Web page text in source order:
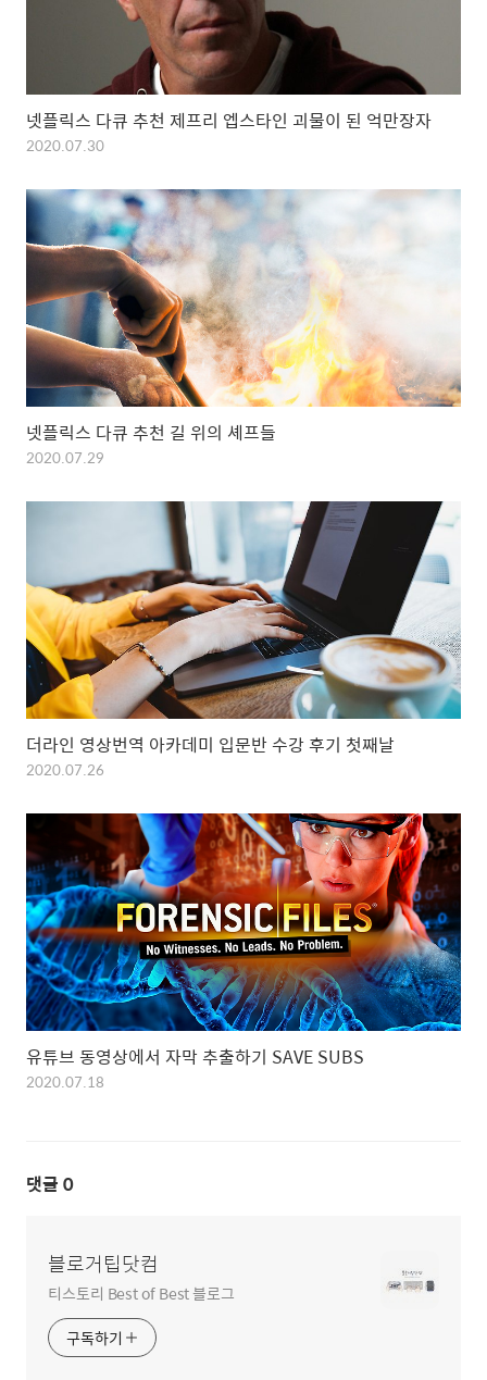
넷플릭스 다큐 추천 제프리 엡스타인 괴물이 된 억만장자
2020.07.30
넷플릭스 다큐 추천 길 위의 셰프들
2020.07.29
더라인 영상번역 아카데미 입문반 수강 후기 첫째날
2020.07.26
유튜브 동영상에서 자막 추출하기 SAVE SUBS
2020.07.18
댓글 0
블로거팁닷컴
티스토리 Best of Best 블로그
구독하기